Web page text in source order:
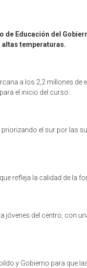
Educación del
altas temperaturas.
a los 2,2 millones
el inicio del curso.
el sur por las
refleja la calidad de
del centro, con
y Gobierno para que